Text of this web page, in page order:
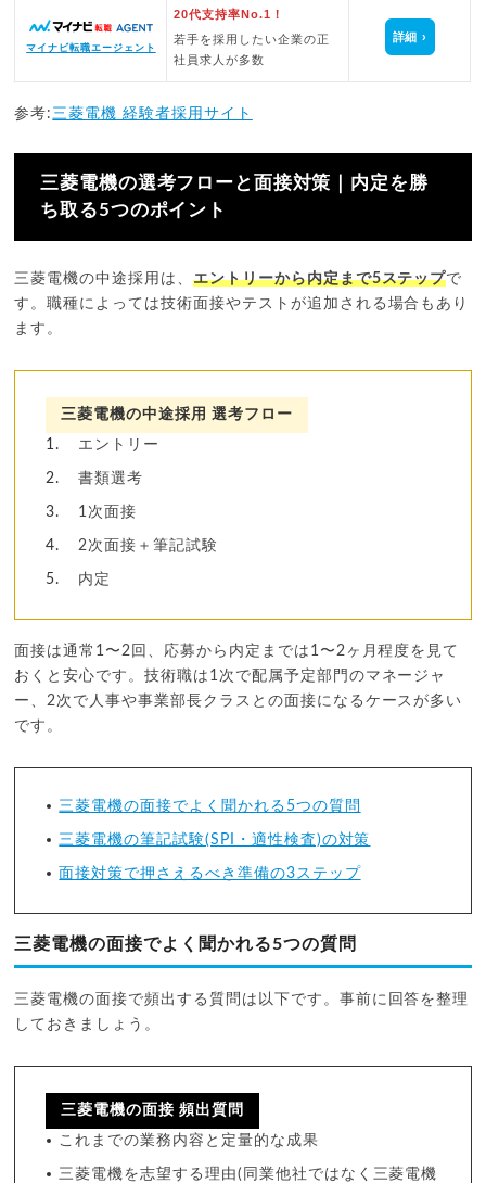
マイナビ転職エージェント
20代支持率No.1！
若手を採用したい企業の正
社員求人が多数
詳細
参考:三菱電機 経験者採用サイト
三菱電機の選考フローと面接対策｜内定を勝
ち取る5つのポイント
三菱電機の中途採用は、 エントリーから内定まで5ステップで
す。職種によっては技術面接やテストが追加される場合もあり
ます。
三菱電機の中途採用 選考フロー
エントリー
書類選考
1次面接
2次面接＋筆記試験
内定
面接は通常1〜2回、応募から内定までは1〜2ヶ月程度を見て
おくと安心です。技術職は1次で配属予定部門のマネージャ
ー、2次で人事や事業部長クラスとの面接になるケースが多い
です。
三菱電機の面接でよく聞かれる5つの質問
三菱電機の筆記試験(SPI・適性検査)の対策
面接対策で押さえるべき準備の3ステップ
三菱電機の面接でよく聞かれる5つの質問
三菱電機の面接で頻出する質問は以下です。事前に回答を整理
しておきましょう。
三菱電機の面接 頻出質問
これまでの業務内容と定量的な成果
三菱電機を志望する理由(同業他社ではなく三菱電機